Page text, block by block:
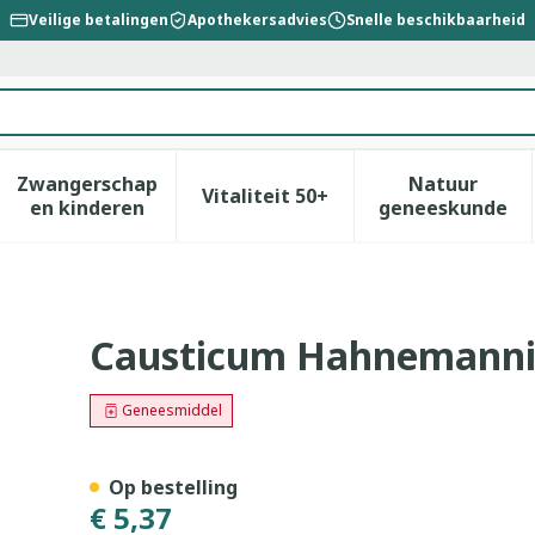
Veilige betalingen Apothekersadvies Snelle beschikbaarheid
verzorging en hygiëne categorie
voor Dieet, voeding en vitamines categorie
Zwangerschap
en kinderenToon submenu voor Zwangerschap en
Vitaliteit 50+Toon submenu voor
Natuur
geneeskunde
Toon
Gr 4g Boiron
Causticum
Geneesmiddel
€ 5,37
Op bestelling